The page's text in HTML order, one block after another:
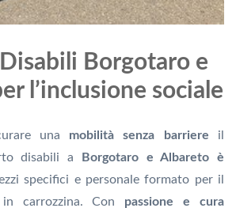
Borgotaro e
l’inclusione sociale
una mobilità senza barriere il
disabili a
Borgotaro e Albareto è
specifici e personale formato per il
carrozzina. Con passione e cura